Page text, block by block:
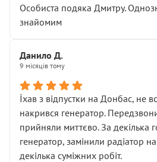
Особиста подяка Дмитру.
знайомим
Данило Д.
9 місяців тому
Їхав з відпустки на Донбас, не
накрився генератор.
прийняли миттєво. За декілька
генератор, замінили радіатор
декілька суміжних робіт.